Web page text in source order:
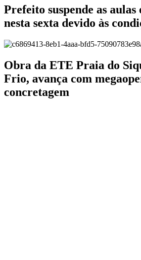
Prefeito suspende as
nesta sexta devido às
Obra da ETE Praia do
Frio, avança com
concretagem